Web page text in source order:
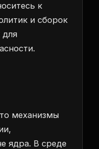
к
и сборок
для
механизмы
ядра. В среде